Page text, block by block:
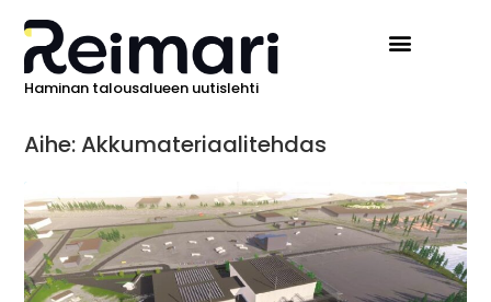
Haminan talousalueen uutislehti
Aihe: Akkumateriaalitehdas